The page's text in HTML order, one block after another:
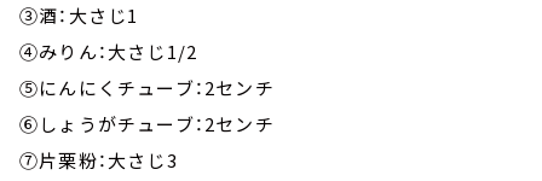
③酒：大さじ1
④みりん：大さじ1/2
⑤にんにくチューブ：2センチ
⑥しょうがチューブ：2センチ
⑦片栗粉：大さじ3